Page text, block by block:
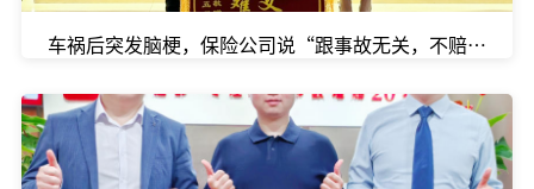
车祸后突发脑梗，保险公司说“跟事故无关，不赔”，怎